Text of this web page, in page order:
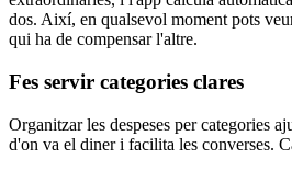
dos. Així, en qualsevol moment pots
qui ha de compensar l'altre.
Fes servir categories clares
Organitzar les despeses per categories
d'on va el diner i facilita les converses.